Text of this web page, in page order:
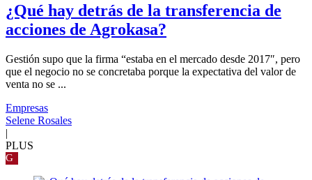
¿Qué hay detrás de la transferencia de
acciones de Agrokasa?
Gestión supo que la firma “estaba en el mercado desde 2017″, pero
que el negocio no se concretaba porque la expectativa del valor de
venta no se ...
Empresas
Selene Rosales
|
PLUS
G